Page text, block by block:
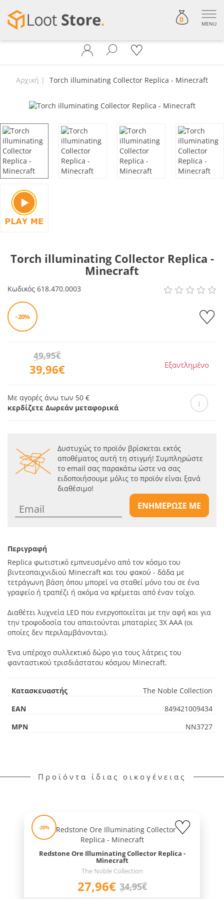
0 MENU
Αρχική Torch illuminating Collector Replica - Minecraft
Torch illuminating Collector Replica -
Minecraft
Κωδικός 618.470.0003
- 20%
39,96€
49,95€
Εξαντλημένο
Με αγορές άνω των 50 €
κερδίζετε Δωρεάν μεταφορικά
Δυστυχώς το προϊόν βρίσκεται εκτός
αποθέματος αυτή τη στιγμή! Συμπληρώστε
το email σας παρακάτω ώστε να σας
ειδοποιήσουμε μόλις το προϊόν είναι ξανά
διαθέσιμο!
ΕΝΗΜΕΡΩΣΕ ΜΕ
Περιγραφή
Replica φωτιστικό εμπνευσμένo από τον κόσμο του
βιντεοπαιχνιδιού Minecraft και του φακού - δάδα με
τετράγωνη βάση όπου μπορεί να σταθεί μόνο του σε ένα
γραφείο ή τραπέζι ή ακόμα να κρέμεται από έναν τοίχο.
Διαθέτει λυχνεία LED που ενεργοποιείται με την αφή και για
την τροφοδοσία του απαιτούνται μπαταρίες 3X AAA (οι
οποίες δεν περιλαμβάνονται).
Ένα υπέροχο συλλεκτικό δώρο για τους λάτρεις του
φανταστικού τρισδιάστατου κόσμου Minecraft.
Κατασκευαστής
The Noble Collection
EAN
849421009434
MPN
NN3727
Προϊόντα ίδιας οικογένειας
-20%
Redstone Ore Illuminating Collector Replica -
Minecraft
The Noble Collection
27,96€ 34,95€